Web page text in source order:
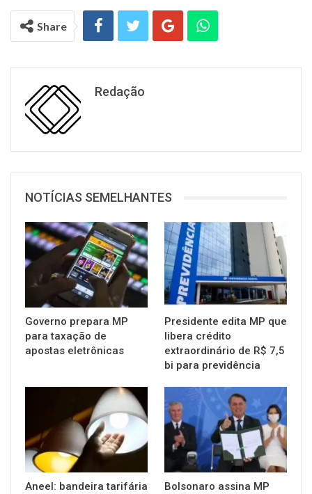
Share
Redação
NOTÍCIAS SEMELHANTES
Governo prepara MP
para taxação de
apostas eletrônicas
Presidente edita MP que
libera crédito
extraordinário de R$ 7,5
bi para previdência
Aneel: bandeira tarifária Bolsonaro assina MP